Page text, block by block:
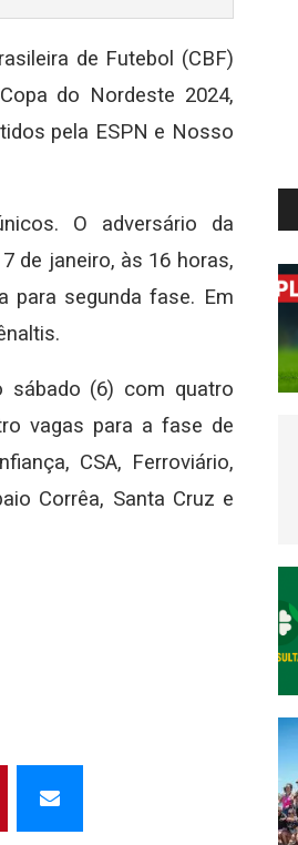
de Futebol (CBF)
do Nordeste 2024,
pela ESPN e Nosso
O adversário da
de janeiro, às 16 horas,
para segunda fase. Em
sábado (6) com quatro
vagas para a fase de
CSA, Ferroviário,
Corrêa, Santa Cruz e